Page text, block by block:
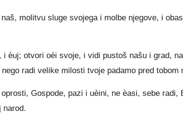
molitvu sluge svojega i molbe njegove, i
i èuj; otvori oèi svoje, i vidi pustoš našu i grad,
radi velike milosti tvoje padamo pred
Gospode, pazi i uèini, ne èasi, sebe radi,
narod.